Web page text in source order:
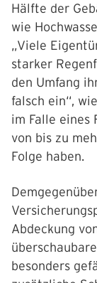
Hälfte der
wie
„Viele
starker
den Umfang
falsch ein“,
im Falle eines
von bis zu
Folge haben.
Abdeckung
besonders